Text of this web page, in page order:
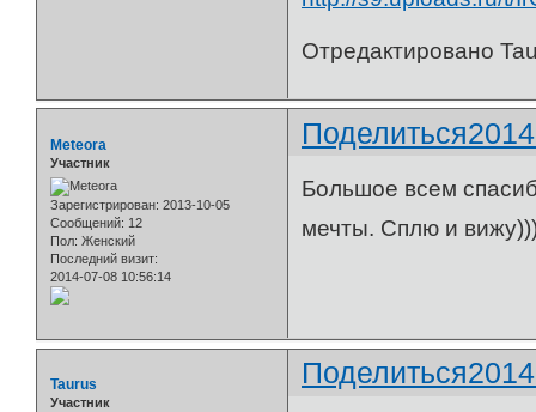
Отредактировано
Поделиться
Meteora
Участник
Зарегистрирован: 2013-10-05
Сообщений: 12
Пол: Женский
Последний визит:
2014-07-08 10:56:14
Большое всем
мечты. Сплю и
Поделиться
Taurus
Участник